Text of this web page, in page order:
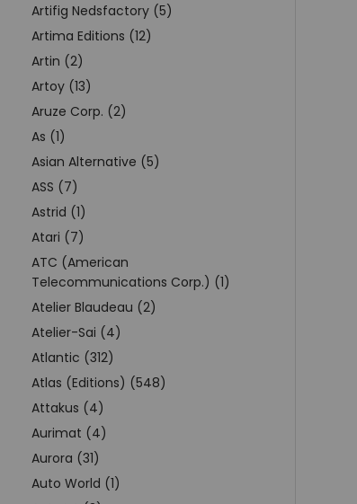
Artifig Nedsfactory (5)
Artima Editions (12)
Artin (2)
Artoy (13)
Aruze Corp. (2)
As (1)
Asian Alternative (5)
ASS (7)
Astrid (1)
Atari (7)
ATC (American
Telecommunications Corp.) (1)
Atelier Blaudeau (2)
Atelier-Sai (4)
Atlantic (312)
Atlas (Editions) (548)
Attakus (4)
Aurimat (4)
Aurora (31)
Auto World (1)